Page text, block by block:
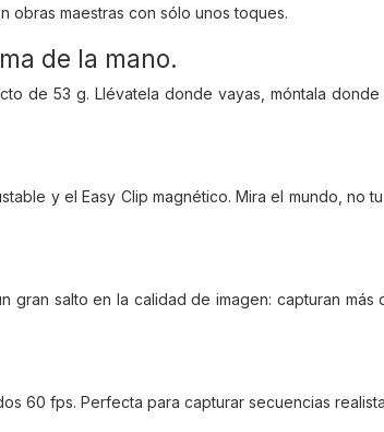
obras maestras con sólo unos toques.
de la mano.
de 53 g. Llévatela donde vayas, móntala
y el Easy Clip magnético. Mira el mundo, no
salto en la calidad de imagen: capturan más
60 fps. Perfecta para capturar secuencias